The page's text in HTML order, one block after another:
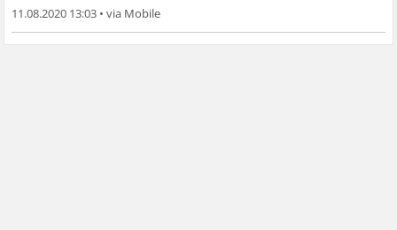
11.08.2020 13:03 •